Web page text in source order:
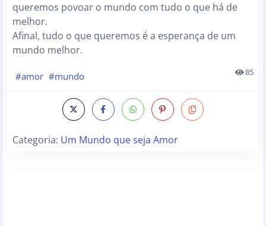
queremos povoar o mundo com tudo o que há de
melhor.
Afinal, tudo o que queremos é a esperança de um
mundo melhor.
#amor #mundo 85
Categoria: Um Mundo que seja Amor